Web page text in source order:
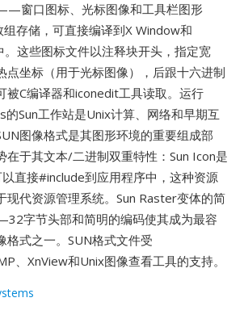
窗口图标、光标图像和工具栏图形
存储，可直接编译到X Window和
。这些图标文件以注释块开头，指定宽
点坐标（用于光标图像），后跟十六进制
被C编译器和iconedit工具读取。运行
的Sun工作站是Unix计算、网络和早期互
图像格式是其图形环境的重要组成部
在于其文本/二进制双重特性：Sun Icon是
直接#include到应用程序中，这种资源
现代资源管理系统。Sun Raster变体的简
字节头部和简明的编码使其成为最容
格式之一。SUN格式文件受
、XnView和Unix图像查看工具的支持。